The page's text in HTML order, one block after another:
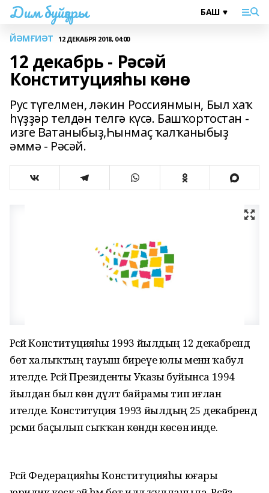
Дим буйҙары
ЙӘМҒИӘТ 12 ДЕКАБРЯ 2018, 04:00
12 декабрь - Рәсәй
Конституцияһы көнө
Рус түгелмен, ләкин Россиянмын, Был хаҡ
һүҙҙәр телдән телгә күсә. Башҡортостан -
изге Ватаныбыҙ,Һынмаҫ ҡалҡаныбыҙ
әммә - Рәсәй.
Рәсәй Конституцияһы 1993 йылдың 12 декабрендә
бөтә халыҡтың тауыш биреүе юлы менән ҡабул
ителде. Рәсәй Президенты Указы буйынса 1994
йылдан был көн дәүләт байрамы тип иғлан
ителде. Конституция 1993 йылдың 25 декабрендә
рәсми баҫылып сыҡҡан көндән көсөнә инде.
Рәсәй Федерацияһы Конституцияһы юғары